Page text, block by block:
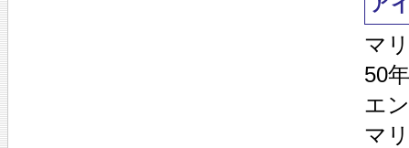
マ
50
エ
マ